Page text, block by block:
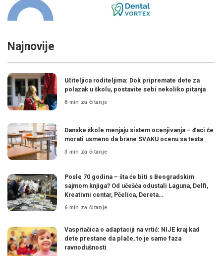
Najnovije
Učiteljica roditeljima: Dok pripremate dete za
polazak u školu, postavite sebi nekoliko pitanja
8 min za čitanje
Danske škole menjaju sistem ocenjivanja – đaci će
morati usmeno da brane SVAKU ocenu sa testa
3 min za čitanje
Posle 70 godina – šta će biti s Beogradskim
sajmom knjiga? Od učešća odustali Laguna, Delfi,
Kreativni centar, Pčelica, Dereta…
6 min za čitanje
Vaspitačica o adaptaciji na vrtić: NIJE kraj kad
dete prestane da plače, to je samo faza
ravnodušnosti